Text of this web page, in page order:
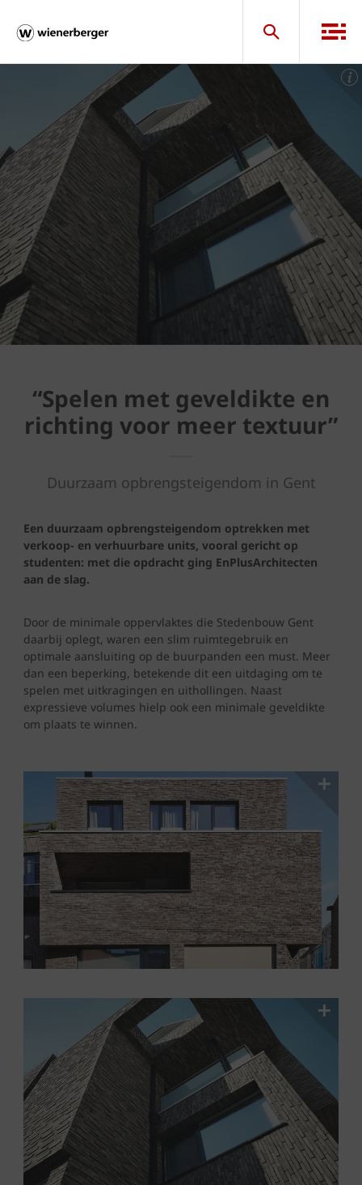
“Spelen met geveldikte en
richting voor meer textuur”
Duurzaam opbrengsteigendom in Gent
Een duurzaam opbrengsteigendom optrekken met
verkoop- en verhuurbare units, vooral gericht op
studenten: met die opdracht ging EnPlusArchitecten
aan de slag.
Door de minimale oppervlaktes die Stedenbouw Gent
daarbij oplegt, waren een slim ruimtegebruik en
optimale aansluiting op de buurpanden een must. Meer
dan een beperking, betekende dit een uitdaging om te
spelen met uitkragingen en uithollingen. Naast
expressieve volumes hielp ook een minimale geveldikte
om plaats te winnen.